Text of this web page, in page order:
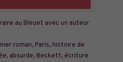
au Bleuet avec un auteur
roman, Paris, histoire de
absurde, Beckett, écriture